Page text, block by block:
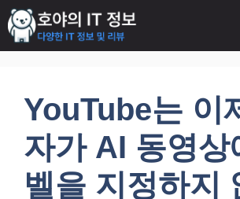
컨
텐
츠
YouTube는 이
자가 AI 동영상
벨을 지정하지